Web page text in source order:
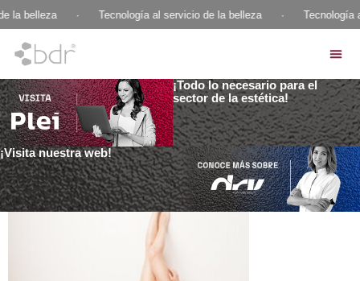
la belleza · Tecnología al servicio de la belleza · Tecnología
¡Todo lo necesario para el
sector de la estética!
¡Visita nuestra web!